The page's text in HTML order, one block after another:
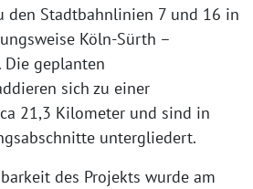
den Stadtbahnlinien 7 und 16 in
Köln-Sürth –
Die geplanten
sich zu einer
21,3 Kilometer und sind in
untergliedert.
des Projekts wurde am